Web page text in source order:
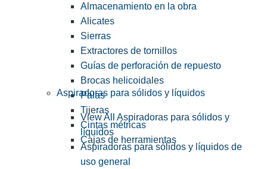
Almacenamiento en la obra
Alicates
Sierras
Extractores de tornillos
Guías de perforación de repuesto
Brocas helicoidales
Palas
Tijeras
Cintas métricas
Cajas de herramientas
Aspiradoras para sólidos y líquidos
View All Aspiradoras para sólidos y
líquidos
Aspiradoras para sólidos y líquidos de
uso general